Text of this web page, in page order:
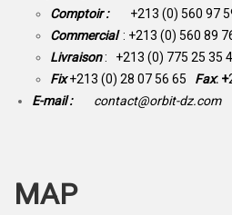
Comptoir : +213 (0) 560 97
Commercial : +213 (0) 560 89
Livraison: +213 (0) 775 25 35
Fix +213 (0) 28 07 56 65 Fax: +
E-mail :
contact@orbit-dz.com
MAP